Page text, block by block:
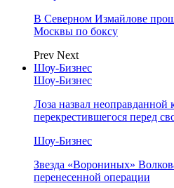
В Северном Измайлове
Москвы по боксу
Prev Next
Шоу-Бизнес
Шоу-Бизнес
Лоза назвал неоправданной
перекрестившегося перед
Шоу-Бизнес
Звезда «Ворониных»
перенесенной операции